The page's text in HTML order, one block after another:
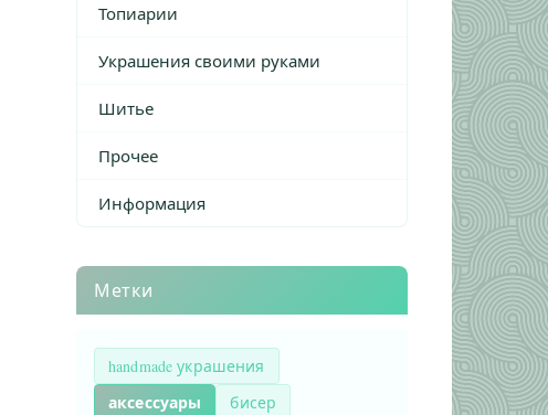
Топиарии
Украшения своими руками
Шитье
Прочее
Информация
Метки
handmade украшения
аксессуары бисер